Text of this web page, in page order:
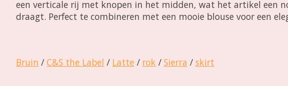
een verticale rij met knopen in het midden, wat het artikel een
draagt. Perfect te combineren met een mooie blouse voor een
Bruin / C&S the Label / Latte / rok / Sierra / skirt